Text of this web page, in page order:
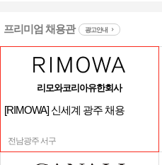
프리미엄 채용관 광고안내
리모와코리아유한회사
[RIMOWA] 신세계 광주 채용
전남광주 서구